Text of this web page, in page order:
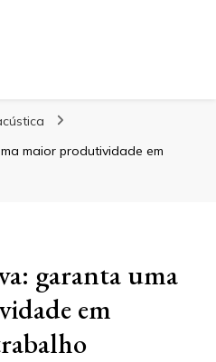
maior produtividade em
garanta uma
em